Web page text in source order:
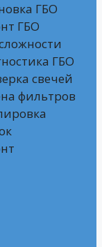
ГБО
ГБО
ГБО
свечей
фильтров